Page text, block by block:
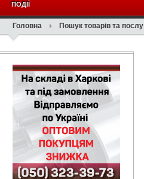
ПОДІЇ
Головна Пошук товарів та послу